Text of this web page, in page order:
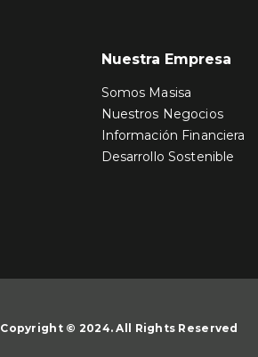
Nuestra Empresa
Somos Masisa
Nuestros Negocios
Información Financiera
Desarrollo Sostenible
Copyright © 2024. All Rights Reserved